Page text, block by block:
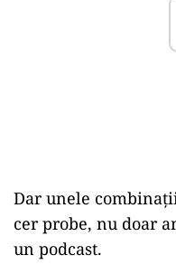
Dar unele
cer probe, nu doar
un podcast.